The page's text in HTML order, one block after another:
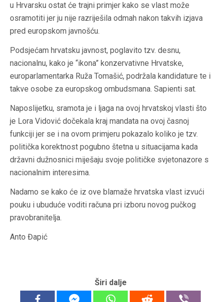
u Hrvarsku ostat će trajni primjer kako se vlast može
osramotiti jer ju nije razriješila odmah nakon takvih izjava
pred europskom javnošću.
Podsjećam hrvatsku javnost, poglavito tzv. desnu,
nacionalnu, kako je “ikona” konzervativne Hrvatske,
europarlamentarka Ruža Tomašić, podržala kandidature te i
takve osobe za europskog ombudsmana. Sapienti sat.
Naposlijetku, sramota je i ljaga na ovoj hrvatskoj vlasti što
je Lora Vidović dočekala kraj mandata na ovoj časnoj
funkciji jer se i na ovom primjeru pokazalo koliko je tzv.
politička korektnost pogubno štetna u situacijama kada
državni dužnosnici miješaju svoje političke svjetonazore s
nacionalnim interesima.
Nadamo se kako će iz ove blamaže hrvatska vlast izvući
pouku i ubuduće voditi računa pri izboru novog pučkog
pravobranitelja.
Anto Đapić
Širi dalje